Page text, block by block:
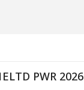
PWR 2026